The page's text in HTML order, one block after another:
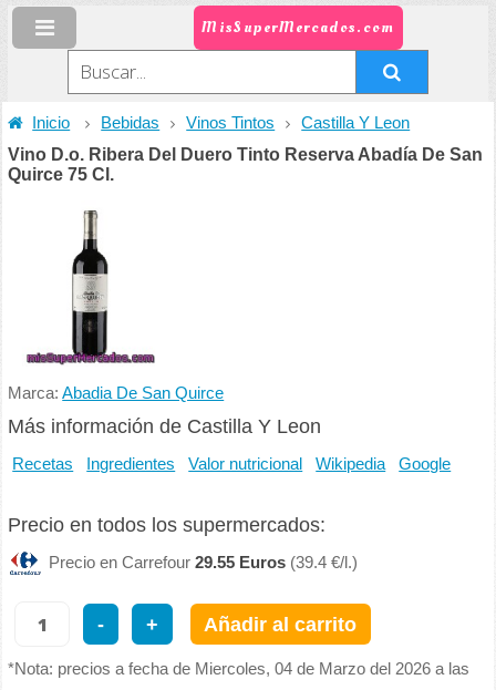
MisSuperMercados.com
Inicio Bebidas Vinos Tintos Castilla Y Leon
Vino D.o. Ribera Del Duero Tinto Reserva Abadía De San
Quirce 75 Cl.
Marca:Abadia De San Quirce
Más información de Castilla Y Leon
Recetas Ingredientes Valor nutricional Wikipedia Google
Precio en todos los supermercados:
Precio en Carrefour29.55 Euros (39.4 €/l.)
- + Añadir al carrito
*Nota: precios a fecha de Miercoles, 04 de Marzo del 2026 a las